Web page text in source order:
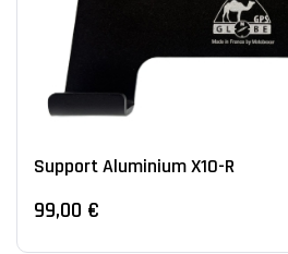
Support Aluminium X10-R
99,00 €